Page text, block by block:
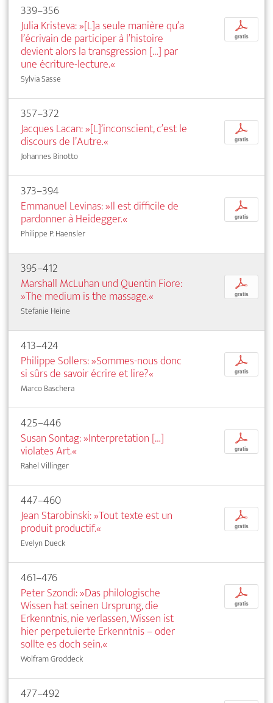
339–356
Julia Kristeva: »[L]a seule manière qu’a
l’écrivain de participer à l’histoire
devient alors la transgression […] par
une écriture-lecture.«
Sylvia Sasse
p
gratis
357–372
Jacques Lacan: »[L]’inconscient, c’est le
discours de l’Autre.«
Johannes Binotto
p
gratis
373–394
Emmanuel Levinas: »Il est difficile de
pardonner à Heidegger.«
Philippe P. Haensler
p
gratis
395–412
Marshall McLuhan und Quentin Fiore:
»The medium is the massage.«
Stefanie Heine
p
gratis
413–424
Philippe Sollers: »Sommes-nous donc
si sûrs de savoir écrire et lire?«
Marco Baschera
p
gratis
425–446
Susan Sontag: »Interpretation […]
violates Art.«
Rahel Villinger
p
gratis
447–460
Jean Starobinski: »Tout texte est un
produit productif.«
Evelyn Dueck
p
gratis
461–476
Peter Szondi: »Das philologische
Wissen hat seinen Ursprung, die
Erkenntnis, nie verlassen, Wissen ist
hier perpetuierte Erkenntnis – oder
sollte es doch sein.«
Wolfram Groddeck
p
gratis
477–492